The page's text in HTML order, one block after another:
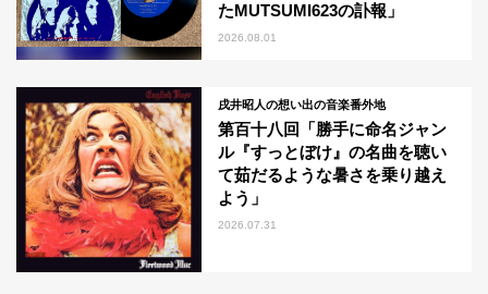
たMUTSUMI623の訃報」
2026.08.01
戌井昭人の想い出の音楽番外地
第百十八回「勝手に命名ジャン
ル『すっとぼけ』の名曲を聴い
て茹だるような暑さを乗り越え
よう」
2026.07.31